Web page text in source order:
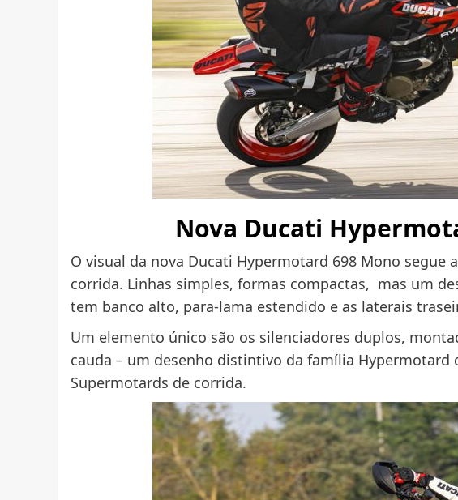
Nova Ducati
O visual da nova Ducati Hypermotard 698 Mono segue
corrida. Linhas simples, formas compactas, mas um
tem banco alto, para-lama estendido e as laterais
Um elemento único são os silenciadores duplos,
cauda – ​​um desenho distintivo da família Hypermotard
Supermotards de corrida.